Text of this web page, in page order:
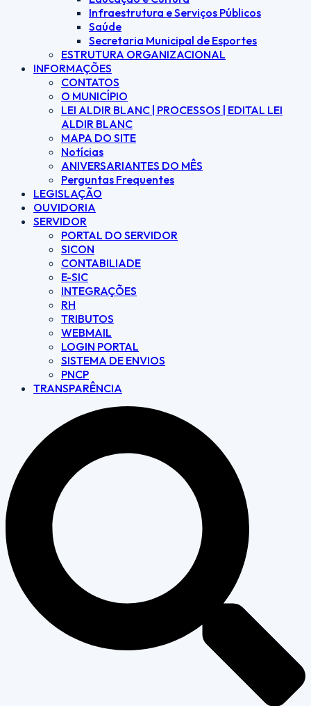
Infraestrutura e Serviços Públicos
Saúde
Secretaria Municipal de Esportes
ESTRUTURA ORGANIZACIONAL
INFORMAÇÕES
CONTATOS
O MUNICÍPIO
LEI ALDIR BLANC | PROCESSOS | EDITAL LEI
ALDIR BLANC
MAPA DO SITE
Notícias
ANIVERSARIANTES DO MÊS
Perguntas Frequentes
LEGISLAÇÃO
OUVIDORIA
SERVIDOR
PORTAL DO SERVIDOR
SICON
CONTABILIADE
E-SIC
INTEGRAÇÕES
RH
TRIBUTOS
WEBMAIL
LOGIN PORTAL
SISTEMA DE ENVIOS
PNCP
TRANSPARÊNCIA